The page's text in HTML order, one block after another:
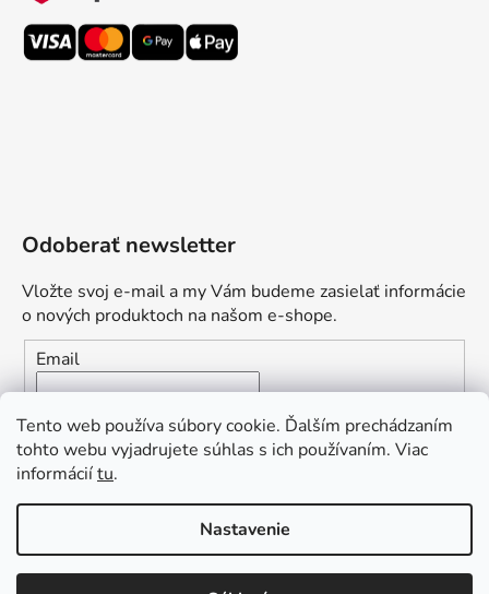
Tento web používa súbory cookie. Ďalším prechádzaním
tohto webu vyjadrujete súhlas s ich používaním. Viac
informáciítu.
Nastavenie
: Zaplaťte vopred a získajte
Odoberať newsletter
Vložte svoj e-mail a my Vám budeme zasielať informácie
o nových produktoch na našom e-shope.
Email
Vložením e-mailu súhlasíte s
podmienkami ochrany
osobných údajov
môžem pomôcť?“